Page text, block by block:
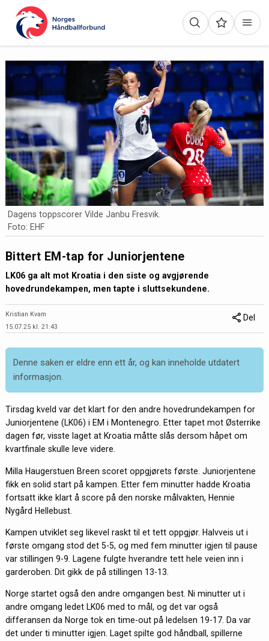
Dagens toppscorer Vilde Janbu Fresvik.
Foto: EHF
Bittert EM-tap for Juniorjentene
LK06 ga alt mot Kroatia i den siste og avgjørende
hovedrundekampen, men tapte i sluttsekundene.
Kristian Kvam
15.07.25 kl. 21:43
Del
Denne saken er eldre enn ett år, og kan inneholde utdatert
informasjon.
Tirsdag kveld var det klart for den andre hovedrundekampen for
Juniorjentene (LK06) i EM i Montenegro. Etter tapet mot Østerrike
dagen før, visste laget at Kroatia måtte slås dersom håpet om
kvartfinale skulle leve videre.
Milla Haugerstuen Breen scoret oppgjørets første. Juniorjentene
fikk en solid start på kampen. Etter fem minutter hadde Kroatia
fortsatt ikke klart å score på den norske målvakten, Hennie
Nygård Hellebust.
Kampen utviklet seg likevel raskt til et tett oppgjør. Halvveis ut i
første omgang stod det 5-5, og med fem minutter igjen til pause
var stillingen 9-9. Lagene fulgte hverandre tett hele veien inn i
garderoben. Dit gikk de på stillingen 13-13.
Norge startet også den andre omgangen best. Ni minutter ut i
andre omgang ledet LK06 med to mål, og det var også
differansen da Norge tok en time-out på ledelsen 19-17. Da var
det under ti minutter igjen. Laget spilte god håndball, spillerne